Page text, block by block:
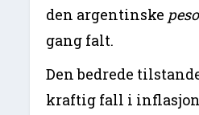
den argentinske peso
gang falt.
Den bedrede
kraftig fall i